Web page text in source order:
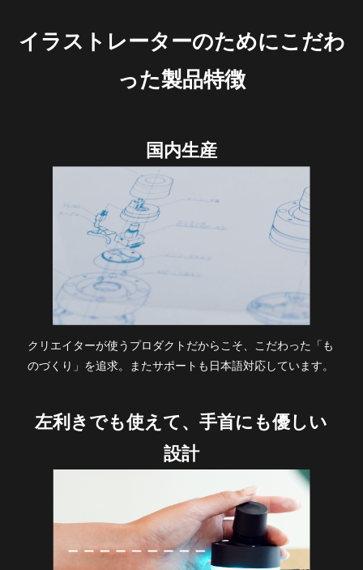
イラストレーターのためにこだわ
った製品特徴
国内生産
クリエイターが使うプロダクトだからこそ、こだわった「も
のづくり」を追求。またサポートも日本語対応しています。
左利きでも使えて、手首にも優しい
設計